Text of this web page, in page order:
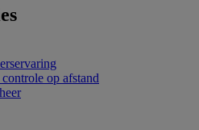
op afstand